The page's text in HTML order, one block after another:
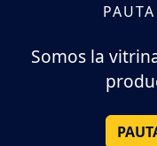
Somos la